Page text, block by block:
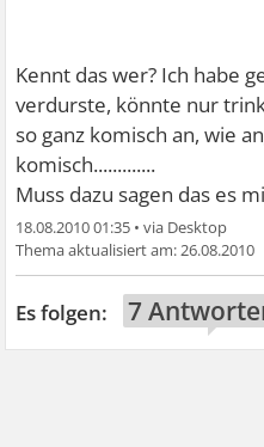
Kennt das wer? Ich habe
verdurste, könnte nur
so ganz komisch an, wie
komisch.............
Muss dazu sagen das es
18.08.2010 01:35 •
26.08.2010
7